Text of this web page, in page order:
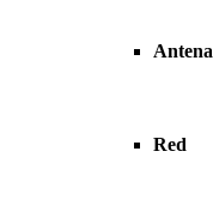
Antena
Red